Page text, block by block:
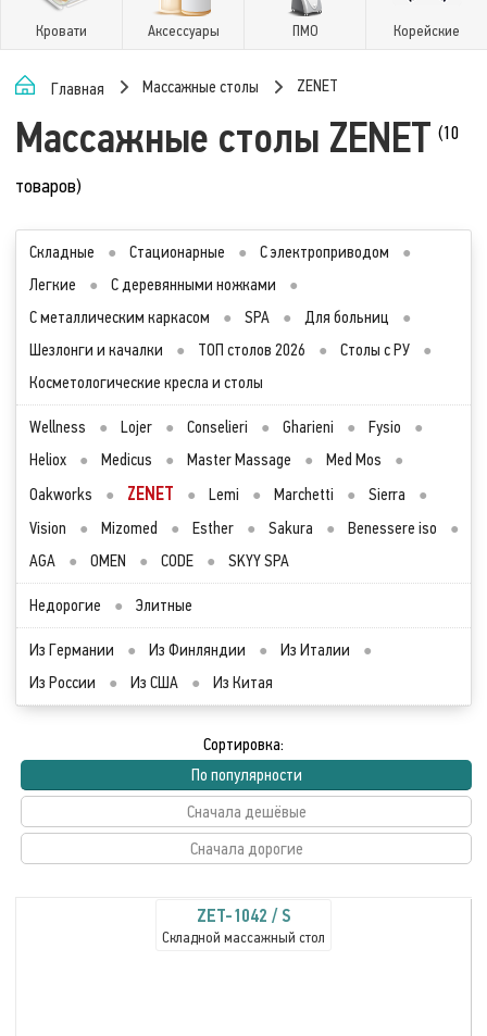
Кровати Аксессуары ПМО Корейские
Главная Массажные столы ZENET
Массажные столы ZENET (10
товаров)
Складные ● Стационарные ● С электроприводом
●
Легкие
● С деревянными ножками
●
С металлическим каркасом
● SPA ● Для больниц
●
Шезлонги и качалки
● ТОП столов 2026 ● Столы с РУ
●
Косметологические кресла и столы
Wellness ● Lojer ● Conselieri ● Gharieni ● Fysio
●
Heliox
● Medicus ● Master Massage ● Med Mos
●
Oakworks
● ZENET ● Lemi ● Marchetti ● Sierra
●
Vision
● Mizomed ● Esther ● Sakura ● Benessere iso
●
AGA
● OMEN ● CODE ● SKYY SPA
Недорогие ● Элитные
Из Германии ● Из Финляндии ● Из Италии
●
Из России
● Из США ● Из Китая
Сортировка:
По популярности
Сначала дешёвые
Сначала дорогие
ZET-1042 / S
Складной массажный стол